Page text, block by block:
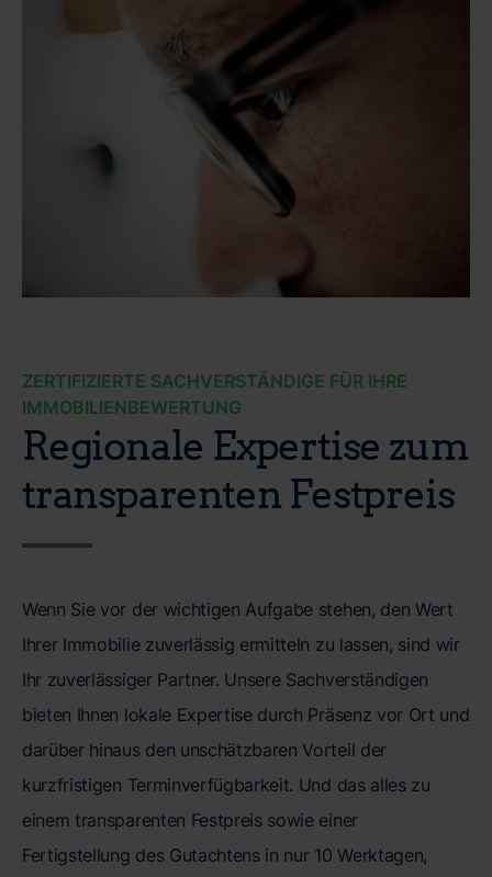
ZERTIFIZIERTE SACHVERSTÄNDIGE FÜR IHRE
IMMOBILIENBEWERTUNG
Regionale Expertise zum
transparenten Festpreis
Wenn Sie vor der wichtigen Aufgabe stehen, den Wert
Ihrer Immobilie zuverlässig ermitteln zu lassen, sind wir
Ihr zuverlässiger Partner. Unsere Sachverständigen
bieten Ihnen lokale Expertise durch Präsenz vor Ort und
darüber hinaus den unschätzbaren Vorteil der
kurzfristigen Terminverfügbarkeit. Und das alles zu
einem transparenten Festpreis sowie einer
Fertigstellung des Gutachtens in nur 10 Werktagen,